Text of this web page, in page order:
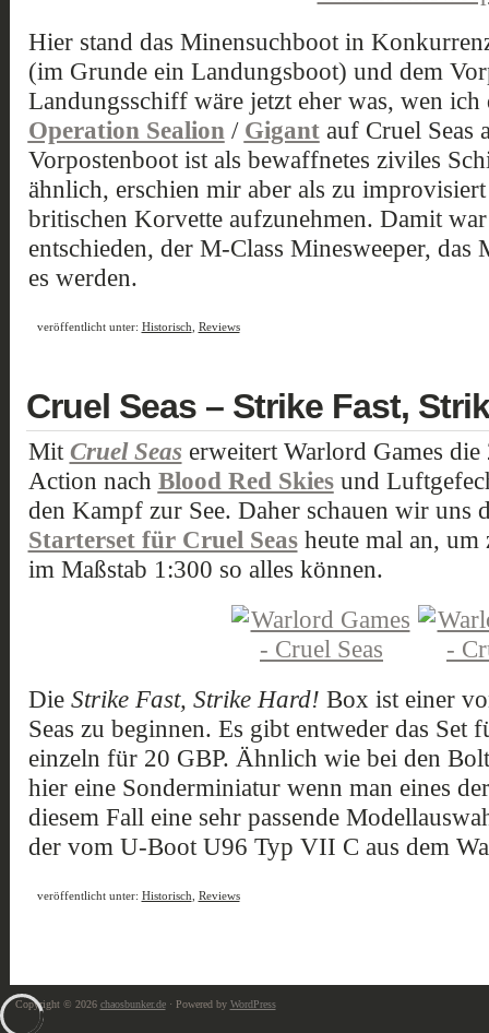
Hier stand das Minensuchboot in
(im Grunde ein Landungsboot) und dem
Landungsschiff wäre jetzt eher was, wen
Operation Sealion / Gigantauf Cruel Seas
Vorpostenboot ist als bewaffnetes ziviles
ähnlich, erschien mir aber als zu
britischen Korvette aufzunehmen. Damit
entschieden, der M-Class Minesweeper,
es werden.
veröffentlicht unter: Historisch Reviews
Cruel Seas – Strike Fast,
Mit Cruel Seas erweitert Warlord Games
Action nach Blood Red Skiesund
den Kampf zur See. Daher schauen wir uns
Starterset für Cruel Seasheute mal an, um
im Maßstab 1:300 so alles können.
Die Strike Fast, Strike Hard! Box ist einer
Seas zu beginnen. Es gibt entweder das Set
einzeln für 20 GBP. Ähnlich wie bei den
hier eine Sonderminiatur wenn man eines
diesem Fall eine sehr passende
der vom U-Boot U96 Typ VII C aus dem
veröffentlicht unter: Historisch Reviews
Copyright © 2026 chaosbunker.de· Powered by WordPress